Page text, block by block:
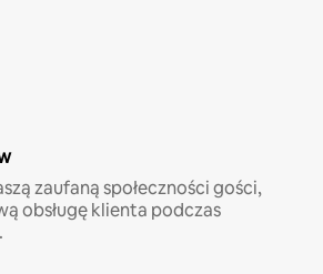
zaufaną społeczności gości,
obsługę klienta podczas